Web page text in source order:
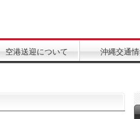
空港送迎について 沖縄交通